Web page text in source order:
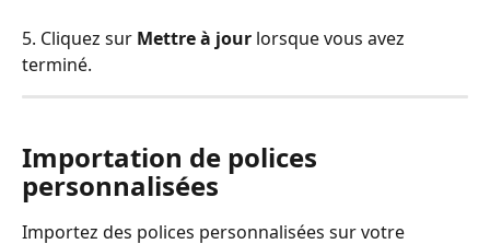
5. Cliquez sur Mettre à jour lorsque vous avez
terminé.
Importation de polices
personnalisées
Importez des polices personnalisées sur votre